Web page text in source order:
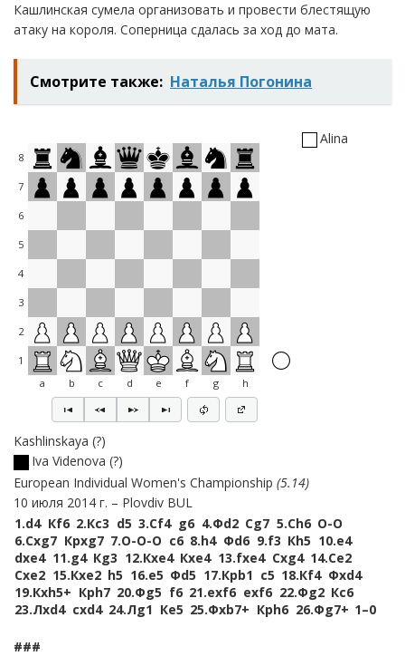
Кашлинская сумела организовать и провести блестящую
атаку на короля. Соперница сдалась за ход до мата.
Смотрите также: Наталья Погонина
8
7
6
5
4
3
2
1
a
b c d e f g h
Alina
Kashlinskaya ?
Iva Videnova ?
European Individual Women's Championship 5.14
10 июля 2014 г.
Plovdiv BUL
1.d4 Кf6 2.Кc3 d5 3.Сf4 g6 4.Фd2 Сg7 5.Сh6 O-O
6.Сxg7 Крxg7 7.O-O-O c6 8.h4 Фd6 9.f3 Кh5 10.e4
dxe4 11.g4 Кg3 12.Кxe4 Кxe4 13.fxe4 Сxg4 14.Сe2
Сxe2 15.Кxe2 h5 16.e5 Фd5 17.Крb1 c5 18.Кf4 Фxd4
19.Кxh5+ Крh7 20.Фg5 f6 21.exf6 exf6 22.Фg2 Кc6
23.Лxd4 cxd4 24.Лg1 Кe5 25.Фxb7+ Крh6 26.Фg7+ 1–0
###